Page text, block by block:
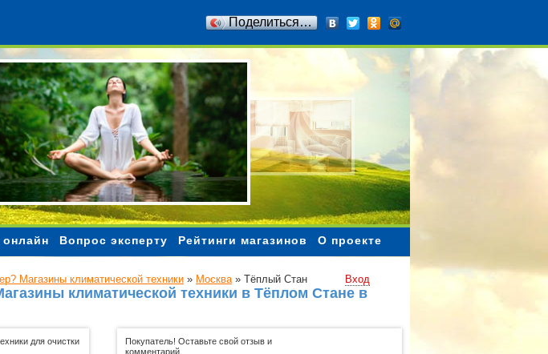
Поделиться…
Чистый воздух
Вопрос эксперту Рейтинги магазинов О проекте
Магазины климатической техники » Москва» Тёплый Стан Вход
климатической техники в Тёплом Стане в
для очистки
Покупатель! Оставьте свой отзыв и
комментарий.